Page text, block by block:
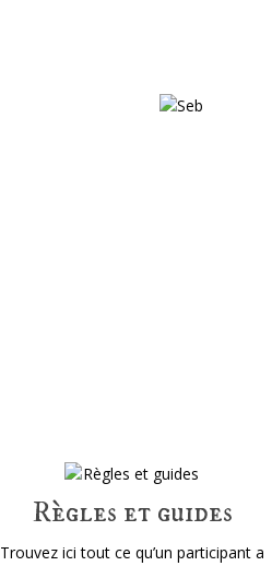
Règles et guides
Trouvez ici tout ce qu’un participant a